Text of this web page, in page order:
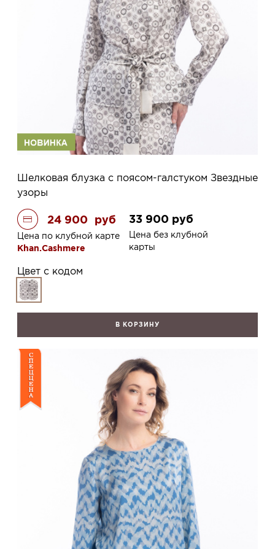
Шелковая блузка с поясом-галстуком Звездные
узоры
24 900 руб
Цена по клубной карте
Khan.Cashmere
33 900 руб
Цена без клубной
карты
Цвет с кодом
В КОРЗИНУ